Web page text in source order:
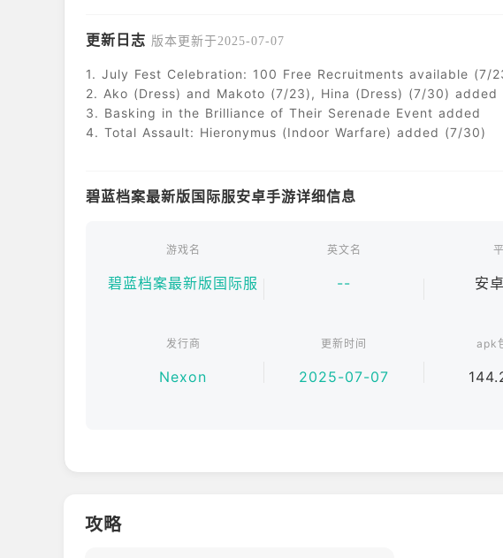
更新日志 版本更新于2025-07-07
1. July Fest Celebration: 100 Free Recruitments available (7/
2. Ako (Dress) and Makoto (7/23), Hina (Dress) (7/30) added
3. Basking in the Brilliance of Their Serenade Event added
4. Total Assault: Hieronymus (Indoor Warfare) added (7/30)
碧蓝档案最新版国际服安卓手游详细信息
游戏名
碧蓝档案最新版国际服
英文名
-- 安
发行商
Nexon
更新时间
2025-07-07
apk
攻略